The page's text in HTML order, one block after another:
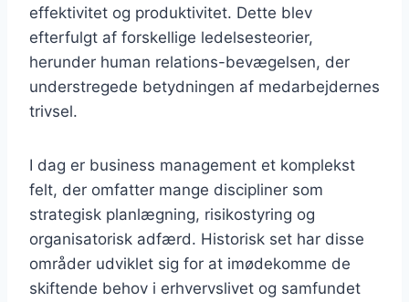
effektivitet og produktivitet. Dette blev
efterfulgt af forskellige ledelsesteorier,
herunder human relations-bevægelsen, der
understregede betydningen af medarbejdernes
trivsel.
I dag er business management et komplekst
felt, der omfatter mange discipliner som
strategisk planlægning, risikostyring og
organisatorisk adfærd. Historisk set har disse
områder udviklet sig for at imødekomme de
skiftende behov i erhvervslivet og samfundet